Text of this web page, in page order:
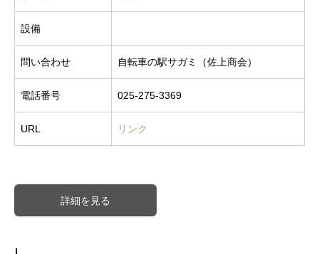
設備
問い合わせ 自転車の駅サガミ（佐上商会）
電話番号 025-275-3369
URL リンク
詳細を見る